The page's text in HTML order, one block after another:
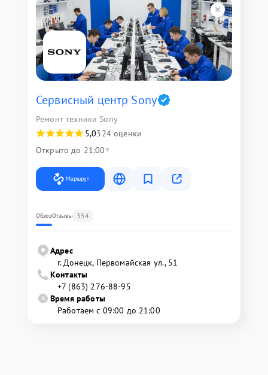
Сервисный центр Sony
Ремонт техники Sony
5,0324 оценки
Открыто до 21:00
Маршрут
ОбзорОтзывы 354
Адрес
г. Донецк, Первомайская ул., 51
Контакты
+7 (863) 276-88-95
Время работы
Работаем с 09:00 до 21:00